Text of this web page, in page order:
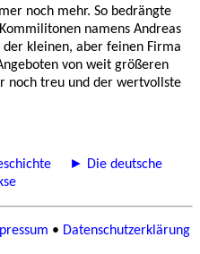
noch mehr. So bedrängte
namens Andreas
der kleinen, aber feinen Firma
von weit größeren
noch treu und der wertvollste
► Die deutsche
• Datenschutzerklärung